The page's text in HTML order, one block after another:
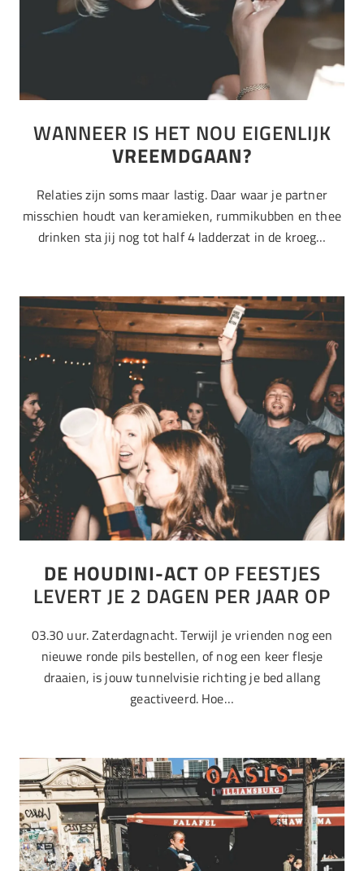
WANNEER IS HET NOU EIGENLIJK
VREEMDGAAN?
Relaties zijn soms maar lastig. Daar waar je partner
misschien houdt van keramieken, rummikubben en thee
drinken sta jij nog tot half 4 ladderzat in de kroeg…
DE HOUDINI-ACT OP FEESTJES
LEVERT JE 2 DAGEN PER JAAR OP
03.30 uur. Zaterdagnacht. Terwijl je vrienden nog een
nieuwe ronde pils bestellen, of nog een keer flesje
draaien, is jouw tunnelvisie richting je bed allang
geactiveerd. Hoe…